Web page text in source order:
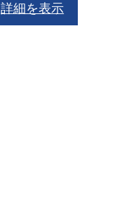
詳細を表示